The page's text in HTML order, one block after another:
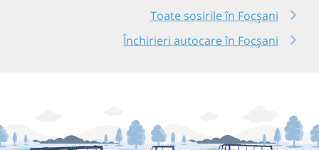
Toate sosirile în Focșani
Închirieri autocare în Focșani